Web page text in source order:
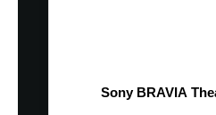
Sony BRAVIA